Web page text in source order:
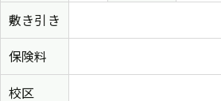
敷き引き
保険料
校区